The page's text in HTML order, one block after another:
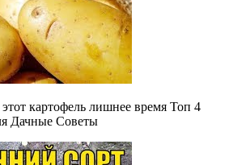
картофель лишнее время Топ 4
Дачные Советы